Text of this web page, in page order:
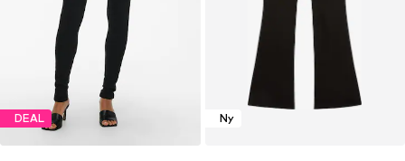
DEAL Ny